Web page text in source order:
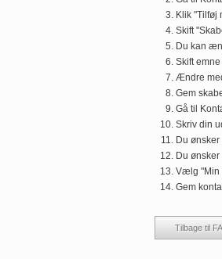
Klik "Tilføj
Skift
Du kan
Skift
Ændre
Gem
Gå til
Skriv din
Du
Du
Vælg "Min
Gem
Tilbage til